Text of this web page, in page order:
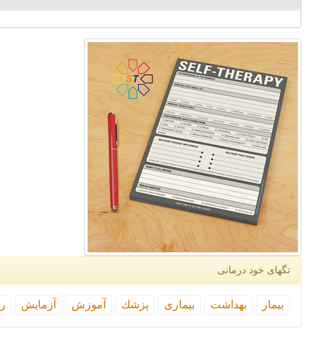
تگهای خود درمانی
بیمار بهداشت بیماری پزشك آموزش آزمایش